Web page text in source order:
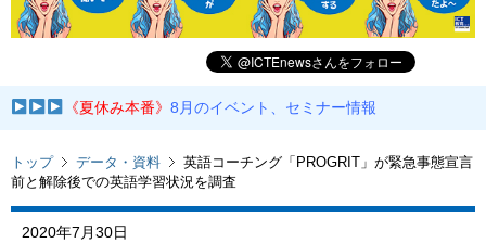
《夏休み本番》8月のイベント、セミナー情報
トップ データ・資料
英語コーチング「PROGRIT」が緊急事態宣言
前と解除後での英語学習状況を調査
2020年7月30日